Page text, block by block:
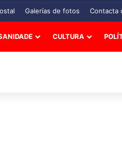
Galerías de fotos Contacta
CULTURA